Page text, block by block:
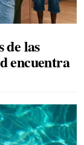
de las
encuentra